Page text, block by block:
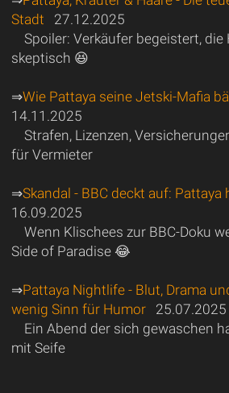
Stadt 27.12.2025
Spoiler: Verkäufer begeistert, die
skeptisch 😆
⇒Wie Pattaya seine Jetski-Mafia
14.11.2025
Strafen, Lizenzen,
für Vermieter
⇒Skandal - BBC deckt auf: Pattaya
16.09.2025
Wenn Klischees zur BBC-Doku
Side of Paradise 😂
⇒Pattaya Nightlife - Blut, Drama
wenig Sinn für Humor25.07.2025
Ein Abend der sich gewaschen
mit Seife